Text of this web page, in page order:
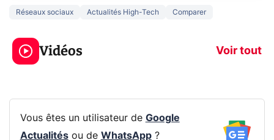
Réseaux sociaux Actualités High-Tech Comparer
Vidéos Voir tout
3 écrans en 1 pour
319€ ? Voici L'AOC
CQ32G4ZA !
5
prochaine
Vous êtes un utilisateur de Google
Actualitésou de WhatsApp?